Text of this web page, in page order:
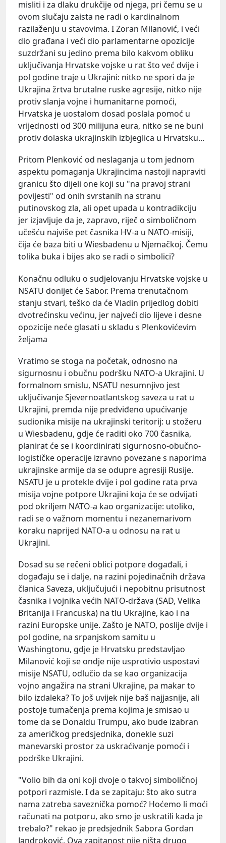
misliti i za dlaku drukčije od njega, pri čemu se u
ovom slučaju zaista ne radi o kardinalnom
razilaženju u stavovima. I Zoran Milanović, i veći
dio građana i veći dio parlamentarne opozicije
suzdržani su jedino prema bilo kakvom obliku
uključivanja Hrvatske vojske u rat što već dvije i
pol godine traje u Ukrajini: nitko ne spori da je
Ukrajina žrtva brutalne ruske agresije, nitko nije
protiv slanja vojne i humanitarne pomoći,
Hrvatska je uostalom dosad poslala pomoć u
vrijednosti od 300 milijuna eura, nitko se ne buni
protiv dolaska ukrajinskih izbjeglica u Hrvatsku...
Pritom Plenković od neslaganja u tom jednom
aspektu pomaganja Ukrajincima nastoji napraviti
granicu što dijeli one koji su "na pravoj strani
povijesti" od onih svrstanih na stranu
putinovskog zla, ali opet upada u kontradikciju
jer izjavljuje da je, zapravo, riječ o simboličnom
učešću najviše pet časnika HV-a u NATO-misiji,
čija će baza biti u Wiesbadenu u Njemačkoj. Čemu
tolika buka i bijes ako se radi o simbolici?
Konačnu odluku o sudjelovanju Hrvatske vojske u
NSATU donijet će Sabor. Prema trenutačnom
stanju stvari, teško da će Vladin prijedlog dobiti
dvotrećinsku većinu, jer najveći dio lijeve i desne
opozicije neće glasati u skladu s Plenkovićevim
željama
Vratimo se stoga na početak, odnosno na
sigurnosnu i obučnu podršku NATO-a Ukrajini. U
formalnom smislu, NSATU nesumnjivo jest
uključivanje Sjevernoatlantskog saveza u rat u
Ukrajini, premda nije predviđeno upućivanje
sudionika misije na ukrajinski teritorij: u stožeru
u Wiesbadenu, gdje će raditi oko 700 časnika,
planirat će se i koordinirati sigurnosno-obučno-
logističke operacije izravno povezane s naporima
ukrajinske armije da se odupre agresiji Rusije.
NSATU je u protekle dvije i pol godine rata prva
misija vojne potpore Ukrajini koja će se odvijati
pod okriljem NATO-a kao organizacije: utoliko,
radi se o važnom momentu i nezanemarivom
koraku naprijed NATO-a u odnosu na rat u
Ukrajini.
Dosad su se rečeni oblici potpore događali, i
događaju se i dalje, na razini pojedinačnih država
članica Saveza, uključujući i nepobitnu prisutnost
časnika i vojnika većih NATO-država (SAD, Velika
Britanija i Francuska) na tlu Ukrajine, kao i na
razini Europske unije. Zašto je NATO, poslije dvije i
pol godine, na srpanjskom samitu u
Washingtonu, gdje je Hrvatsku predstavljao
Milanović koji se ondje nije usprotivio uspostavi
misije NSATU, odlučio da se kao organizacija
vojno angažira na strani Ukrajine, pa makar to
bilo izdaleka? To još uvijek nije baš najjasnije, ali
postoje tumačenja prema kojima je smisao u
tome da se Donaldu Trumpu, ako bude izabran
za američkog predsjednika, donekle suzi
manevarski prostor za uskraćivanje pomoći i
podrške Ukrajini.
"Volio bih da oni koji dvoje o takvoj simboličnoj
potpori razmisle. I da se zapitaju: što ako sutra
nama zatreba saveznička pomoć? Hoćemo li moći
računati na potporu, ako smo je uskratili kada je
trebalo?" rekao je predsjednik Sabora Gordan
Jandroković. Ova zapitanost nije ništa drugo